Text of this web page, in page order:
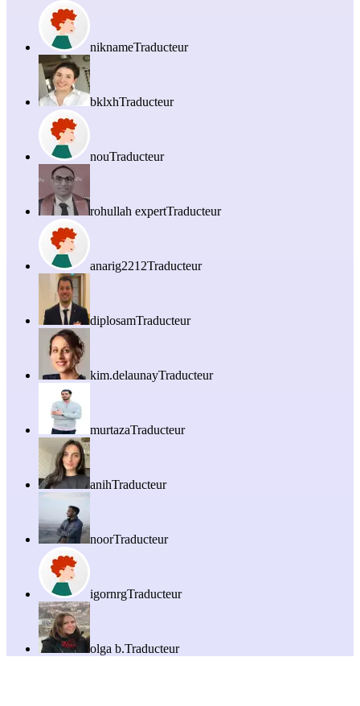
niknameTraducteur
bklxhTraducteur
nouTraducteur
rohullah expertTraducteur
anarig2212Traducteur
diplosamTraducteur
kim.delaunayTraducteur
murtazaTraducteur
anihTraducteur
noorTraducteur
igornrgTraducteur
olga b.Traducteur